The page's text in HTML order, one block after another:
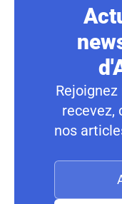
recevez,
nos